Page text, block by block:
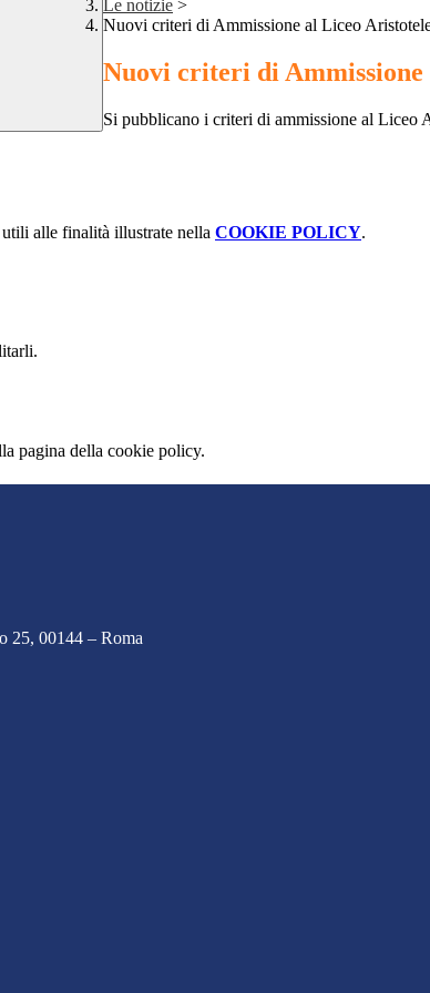
Le notizie >
Nuovi criteri di Ammissione al Liceo
Nuovi criteri di
Si pubblicano i criteri di ammissione al Liceo
alle finalità illustrate nella COOKIE POLICY.
pagina della cookie policy.
25, 00144 – Roma